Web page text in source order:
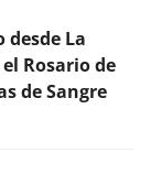
desde La
Rosario de
de Sangre